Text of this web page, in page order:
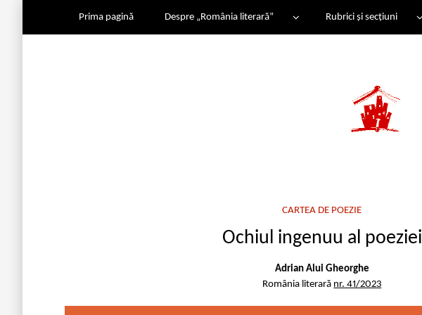
Prima pagină Despre „România literară” Rubrici și secțiuni
CARTEA DE POEZIE
Ochiul ingenuu al poeziei
Adrian Alui Gheorghe
România literară nr. 41/2023